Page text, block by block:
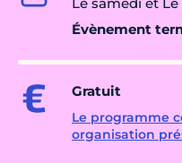
Évènement
Gratuit
Le programme
organisation